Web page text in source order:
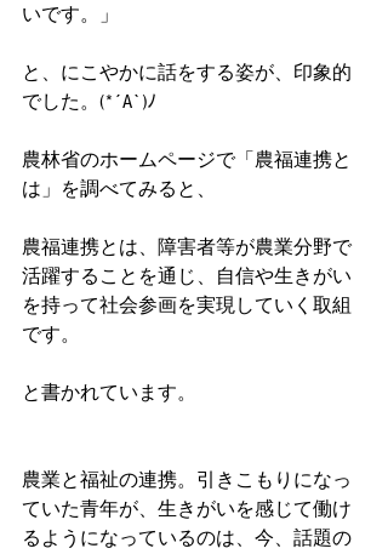
いです。」
と、にこやかに話をする姿が、印象的
でした。(*´A`)ﾉ
農林省のホームページで「農福連携と
は」を調べてみると、
農福連携とは、障害者等が農業分野で
活躍することを通じ、自信や生きがい
を持って社会参画を実現していく取組
です。
と書かれています。
農業と福祉の連携。引きこもりになっ
ていた青年が、生きがいを感じて働け
るようになっているのは、今、話題の